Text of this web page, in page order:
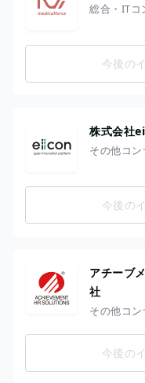
総合・ITコ
今後の
株式会社
その他コン
今後の
アチーブ
社
その他コン
今後の